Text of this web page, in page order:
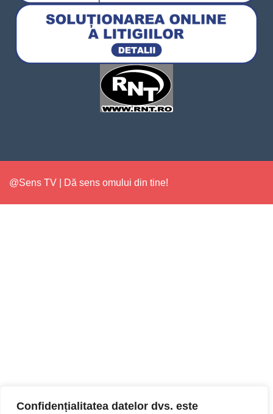
Confidențialitatea datelor dvs. este
@Sens TV | Dă sens omului din tine!